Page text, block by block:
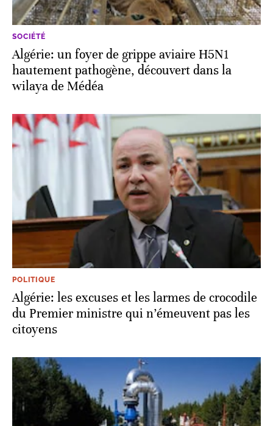
SOCIÉTÉ
Algérie: un foyer de grippe aviaire H5N1
hautement pathogène, découvert dans la
wilaya de Médéa
POLITIQUE
Algérie: les excuses et les larmes de crocodile
du Premier ministre qui n’émeuvent pas les
citoyens